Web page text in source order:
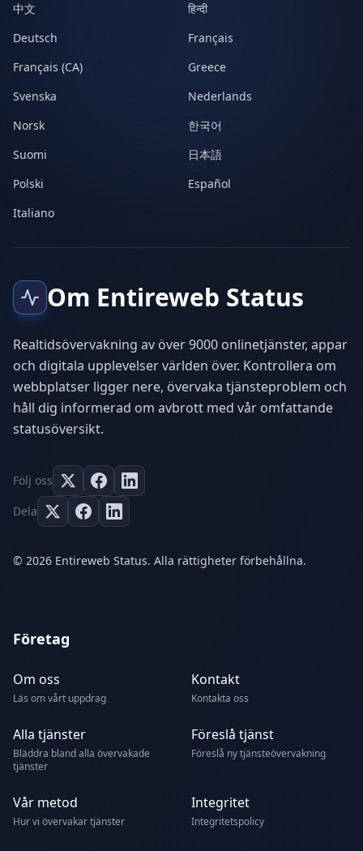
中文
हिन्दी
Deutsch
Français
Français (CA)
Greece
Svenska
Nederlands
Norsk
한국어
Suomi
日本語
Polski
Español
Italiano
Om Entireweb Status
Realtidsövervakning av över 9000 onlinetjänster, appar
och digitala upplevelser världen över. Kontrollera om
webbplatser ligger nere, övervaka tjänsteproblem och
håll dig informerad om avbrott med vår omfattande
statusöversikt.
Följ oss
Dela
© 2026 Entireweb Status. Alla rättigheter förbehållna.
Företag
Om oss
Läs om vårt uppdrag
Kontakt
Kontakta oss
Alla tjänster
Bläddra bland alla övervakade
tjänster
Föreslå tjänst
Föreslå ny tjänsteövervakning
Vår metod
Hur vi övervakar tjänster
Integritet
Integritetspolicy